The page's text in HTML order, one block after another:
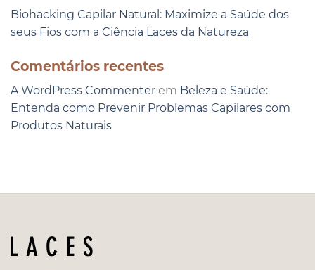
Biohacking Capilar Natural: Maximize a Saúde dos
seus Fios com a Ciência Laces da Natureza
Comentários recentes
A WordPress Commenter em Beleza e Saúde:
Entenda como Prevenir Problemas Capilares com
Produtos Naturais